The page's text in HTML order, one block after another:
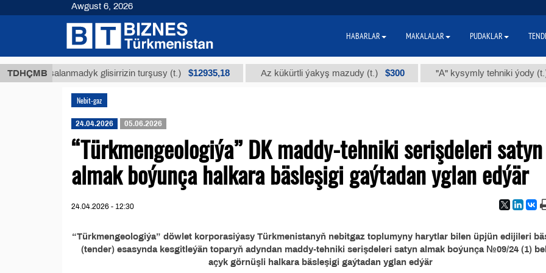
TDHÇMB
arassalanmadyk glisirrizin turşusy (t.) $12935,18 Az kükürtli ýakyş mazudy (t.) $300 "А" kysymly tehniki ýody (t.)
Nebit-gaz
24.04.2026 05.06.2026
“Türkmengeologiýa” DK maddy-tehniki serişdeleri satyn
almak boýunça halkara bäsleşigi gaýtadan yglan edýär
24.04.2026 - 12:30
“Türkmengeologiýa” döwlet korporasiýasy Türkmenistanyň nebitgaz toplumyny harytlar bilen üpjün edijileri
(tender) esasynda kesgitleýän toparyň adyndan maddy-tehniki serişdeleri satyn almak boýunça №09/24 (1)
açyk görnüşli halkara bäsleşigi gaýtadan yglan edýär
Awgust 6, 2026
HABARLAR MAKALALAR PUDAKLAR